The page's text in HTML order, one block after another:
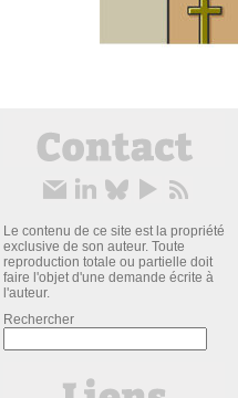
Le contenu de ce site est la propriété
exclusive de son auteur. Toute
reproduction totale ou partielle doit
faire l'objet d'une demande écrite à
l'auteur.
Rechercher